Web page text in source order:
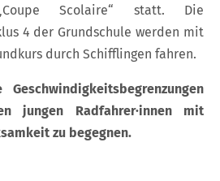
Scolaire“ statt. Die
4 der Grundschule werden mit
durch Schifflingen fahren.
jungen Radfahrer·innen mit
zu begegnen.